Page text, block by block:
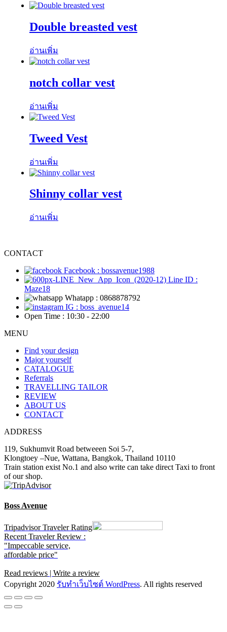
Double breasted vest
อ่านเพิ่ม
notch collar vest
อ่านเพิ่ม
Tweed Vest
อ่านเพิ่ม
Shinny collar vest
อ่านเพิ่ม
CONTACT
Facebook : bossavenue1988
Line ID :
Maze18
Whatapp : 0868878792
IG : boss_avenue14
Open Time : 10:30 - 22:00
MENU
Find your design
Major yourself
CATALOGUE
Referrals
TRAVELLING TAILOR
REVIEW
ABOUT US
CONTACT
ADDRESS
119, Sukhumvit Road betweeen Soi 5-7,
Klongtoey –Nue, Wattana, Bangkok, Thailand 10110
Train station exist No.1 and also write can take direct Taxi to front
of our shop.
Boss Avenue
Tripadvisor Traveler Rating
Recent Traveler Review :
"Impeccable service,
affordable price"
Read reviews | Write a review
Copyright 2020 รับทําเว็บไซต์ WordPress. All rights reserved